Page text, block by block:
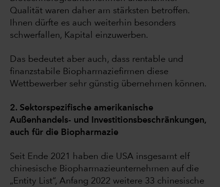
Qualität waren daher am stärksten betroffen.
Ihnen dürfte es auch weiterhin besonders
schwerfallen, Kapital einzuwerben.
Das bedeutet aber auch, dass rentable und
finanzstabile Biopharmaziefirmen diese
Wettbewerber sehr günstig übernehmen können.
2. Sektorspezifische amerikanische
Außenhandels- und Investitionsbeschränkungen,
auch für die Biopharmazie
Seit Ende 2021 haben die USA insgesamt elf
chinesische Biopharmazieunternehmen auf die
„Entity List“, Anfang 2022 weitere 33 chinesische